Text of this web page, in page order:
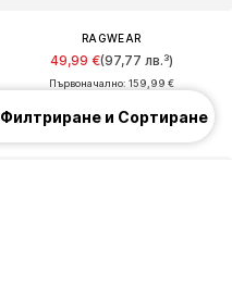
RAGWEAR
49,99 €(97,77 лв.³)
Първоначално: 159,99 €
+3
Филтриране и Сортиране